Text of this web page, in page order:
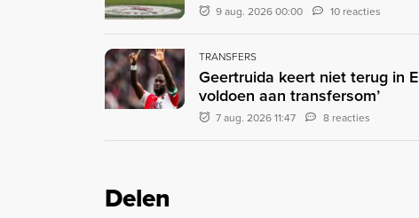
9 aug. 2026 00:00 10 reacties
TRANSFERS
Geertruida keert niet terug in
voldoen aan transfersom’
7 aug. 2026 11:47 8 reacties
Delen